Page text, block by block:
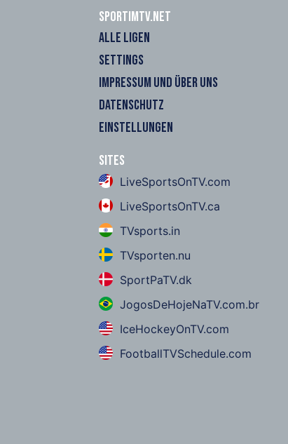
sportimtv.net
ALLE LIGEN
SETTINGS
IMPRESSUM UND ÜBER UNS
DATENSCHUTZ
EINSTELLUNGEN
Sites
LiveSportsOnTV.com
LiveSportsOnTV.ca
TVsports.in
TVsporten.nu
SportPaTV.dk
JogosDeHojeNaTV.com.br
IceHockeyOnTV.com
FootballTVSchedule.com